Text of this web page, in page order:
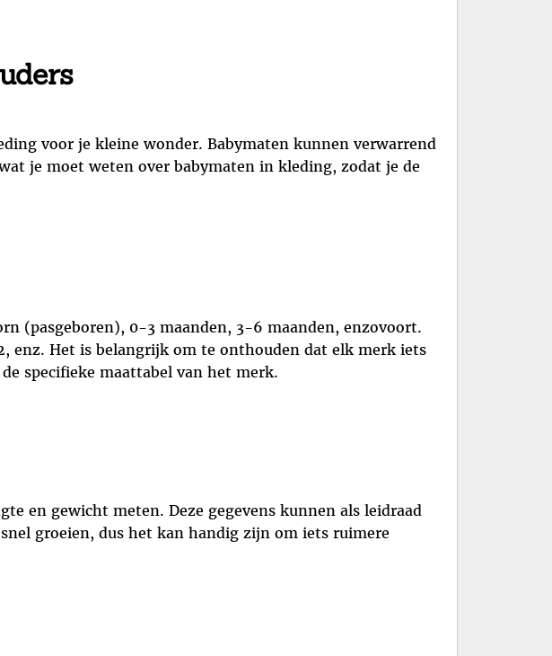
voor je kleine wonder. Babymaten kunnen verwarrend
je moet weten over babymaten in kleding, zodat je de
(pasgeboren), 0-3 maanden, 3-6 maanden, enzovoort.
enz. Het is belangrijk om te onthouden dat elk merk iets
specifieke maattabel van het merk.
en gewicht meten. Deze gegevens kunnen als leidraad
groeien, dus het kan handig zijn om iets ruimere